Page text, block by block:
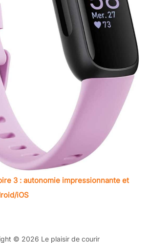
3 : autonomie impressionnante et
iOS
© 2026 Le plaisir de courir